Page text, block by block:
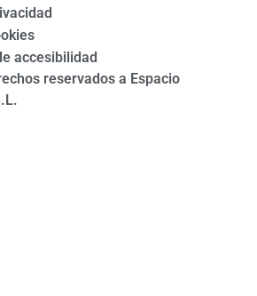
accesibilidad
reservados a Espacio